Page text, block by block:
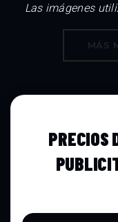
Las imágenes
MÁS
PRECIOS